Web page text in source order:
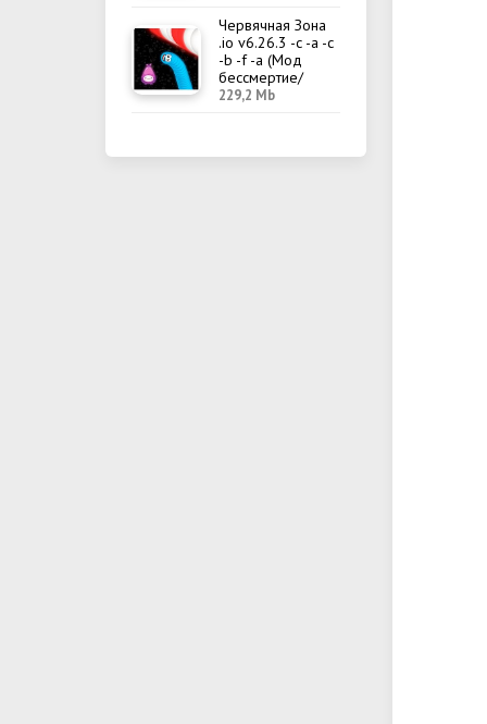
Червячная Зона
.io v6.26.3 -c -a -c
-b -f -a (Мод
бессмертие/
меню)
229,2 Mb